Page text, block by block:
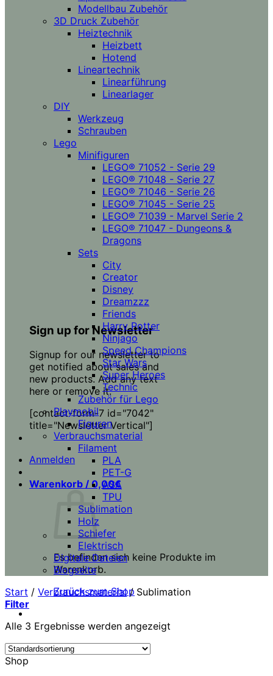
Sign up for Newsletter
Signup for our newsletter to
get notified about sales and
new products. Add any text
here or remove it.
[contact-form-7 id="7042"
title="Newsletter Vertical"]
Anmelden
Warenkorb / 0,00€
Es befinden sich keine Produkte im
Warenkorb.
Zurück zum Shop
Modellbau Zubehör
3D Druck Zubehör
Heiztechnik
Heizbett
Hotend
Lineartechnik
Linearführung
Linearlager
DIY
Werkzeug
Schrauben
Lego
Minifiguren
LEGO® 71052 - Serie 29
LEGO® 71048 - Serie 27
LEGO® 71046 - Serie 26
LEGO® 71045 - Serie 25
LEGO® 71039 - Marvel Serie 2
LEGO® 71047 - Dungeons &
Dragons
Sets
City
Creator
Disney
Dreamzzz
Friends
Harry Potter
Ninjago
Speed Champions
Star Wars
Super Heroes
Technic
Zubehör für Lego
Playmobil
Figuren
Verbrauchsmaterial
Filament
PLA
PET-G
ASA
TPU
Sublimation
Holz
Schiefer
Elektrisch
Digitale Dateien
Blogseite
Start / Verbrauchsmaterial /Sublimation
Filter
Alle 3 Ergebnisse werden angezeigt
Shop